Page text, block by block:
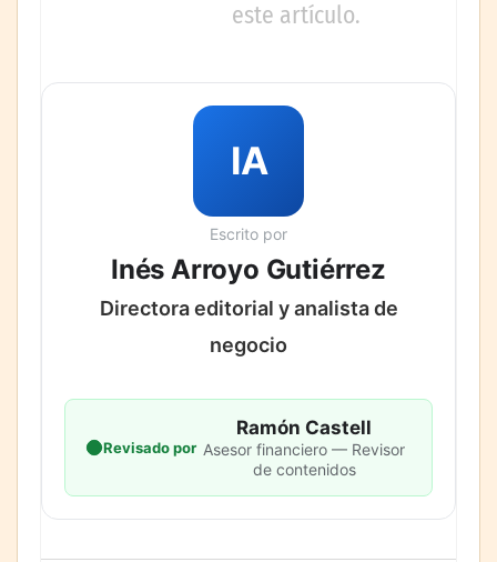
este artículo.
IA
Escrito por
Inés Arroyo Gutiérrez
Directora editorial y analista de
negocio
Revisado por
Ramón Castell
Asesor financiero — Revisor
de contenidos